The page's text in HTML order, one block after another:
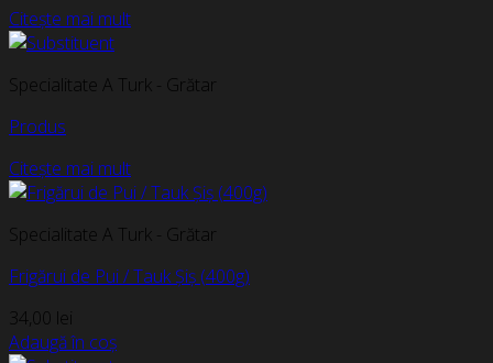
Citește mai mult
Specialitate A Turk - Grătar
Produs
Citește mai mult
Specialitate A Turk - Grătar
Frigărui de Pui / Tauk Șiș (400g)
34,00 lei
Adaugă în coș